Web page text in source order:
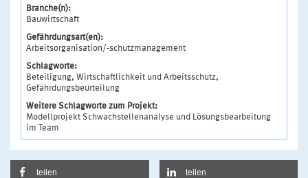
Branche(n):
Bauwirtschaft
Gefährdungsart(en):
Arbeitsorganisation/-schutzmanagement
Schlagworte:
Beteiligung, Wirtschaftlichkeit und Arbeitsschutz,
Gefährdungsbeurteilung
Weitere Schlagworte zum Projekt:
Modellprojekt Schwachstellenanalyse und Lösungsbearbeitung
im Team
teilen teilen